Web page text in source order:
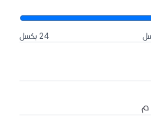
24 بكسل